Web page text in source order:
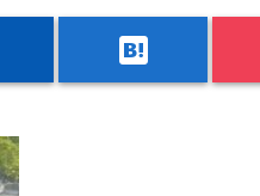
hatenabookmark